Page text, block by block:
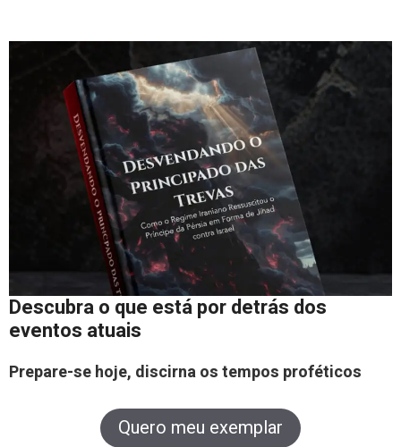
Descubra o que está por detrás dos
eventos atuais
Prepare-se hoje, discirna os tempos proféticos
Quero meu exemplar